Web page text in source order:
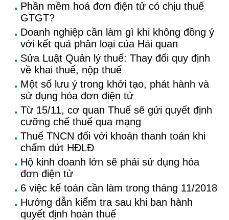
Phần mềm hoá đơn điện tử có chịu thuế
GTGT?
Doanh nghiệp cần làm gì khi không đồng ý
với kết quả phân loại của Hải quan
Sửa Luật Quản lý thuế: Thay đổi quy định
về khai thuế, nộp thuế
Một số lưu ý trong khởi tạo, phát hành và
sử dụng hóa đơn điện tử
Từ 15/11, cơ quan Thuế sẽ gửi quyết định
cưỡng chế thuế qua mạng
Thuế TNCN đối với khoản thanh toán khi
chấm dứt HĐLĐ
Hộ kinh doanh lớn sẽ phải sử dụng hóa
đơn điện tử
6 việc kế toán cần làm trong tháng 11/2018
Hướng dẫn kiểm tra sau khi ban hành
quyết định hoàn thuế